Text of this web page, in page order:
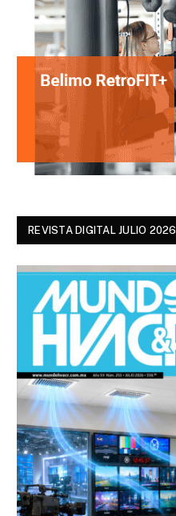
REVISTA DIGITAL JULIO 2026